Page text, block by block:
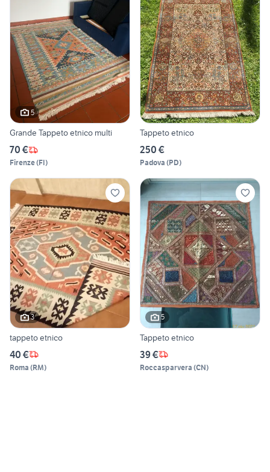
5
Grande Tappeto etnico multi
70 €
Firenze(FI)
Tappeto etnico
250 €
Padova (PD)
3
tappeto etnico
40 €
Roma (RM)
5
Tappeto etnico
39 €
Roccasparvera (CN)